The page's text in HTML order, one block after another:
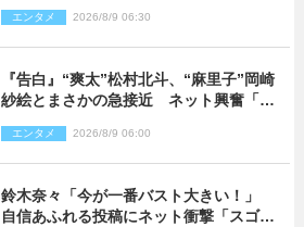
エンタメ 2026/8/9 06:30
『告白』“爽太”松村北斗、“麻里子”岡崎
紗絵とまさかの急接近 ネット興奮「そ
り）
エンタメ 2026/8/9 06:00
鈴木奈々「今が一番バスト大きい！」
自信あふれる投稿にネット衝撃「スゴ